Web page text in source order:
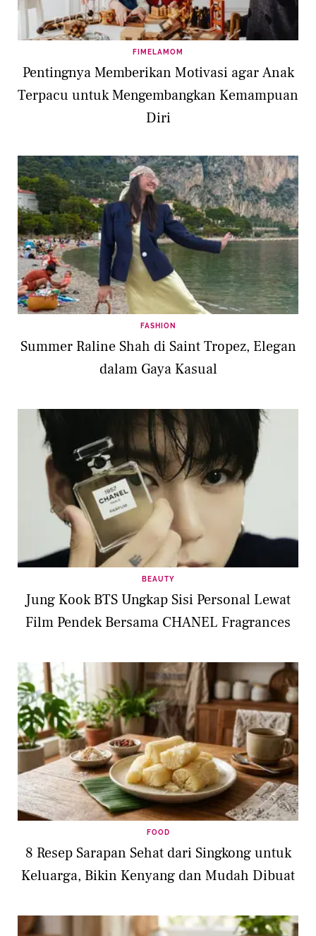
FIMELAMOM
Pentingnya Memberikan Motivasi agar Anak
Terpacu untuk Mengembangkan Kemampuan
Diri
FASHION
Summer Raline Shah di Saint Tropez, Elegan
dalam Gaya Kasual
BEAUTY
Jung Kook BTS Ungkap Sisi Personal Lewat
Film Pendek Bersama CHANEL Fragrances
FOOD
8 Resep Sarapan Sehat dari Singkong untuk
Keluarga, Bikin Kenyang dan Mudah Dibuat